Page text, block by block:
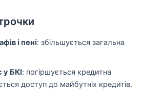
і пені: збільшується загальна
у БКІ: погіршується кредитна
доступ до майбутніх кредитів.